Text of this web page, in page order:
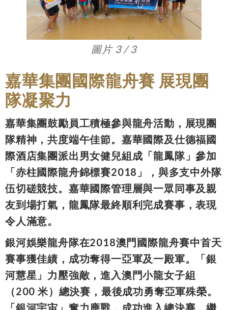
圖片 3 / 3
嘉華集團國際龍舟賽 展現團
隊凝聚力
嘉華集團鼓勵員工積極參與龍舟活動，展現團
隊精神，共度端午佳節。嘉華國際及仕德福國
際酒店集團派出男女健兒組成「龍鳳隊」參加
「赤柱國際龍舟錦標賽2018」，與多支中外隊
伍切磋競技。嘉華國際管理層與一眾同事及親
友到場打氣，龍鳳隊最終順利完成賽事，表現
令人滿意。
銀河娛樂龍舟隊在2018澳門國際龍舟賽中首天
賽事獲佳績，成功奪得一亞軍及一殿軍。「銀
河慧星」力壓強敵，進入澳門小龍女子組
（200 米）總決賽，最後成功勇奪亞軍殊榮。